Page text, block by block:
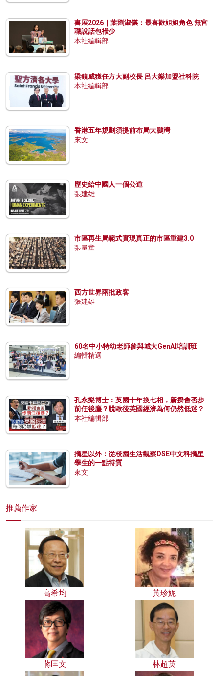
書展2026｜葉劉淑儀：最喜歡姐姐角色 無官
職說話包袱少
本社編輯部
梁鏡威獲任方大副校長 呂大樂加盟社科院
本社編輯部
香港五年規劃須提前布局大鵬灣
來文
歷史給中國人一個公道
張建雄
市區再生局範式實現真正的市區重建3.0
張量童
西方世界兩批政客
張建雄
60名中小特幼老師參與城大GenAI培訓班
編輯精選
孔永樂博士：英國十年換七相，新揆會否步
前任後塵？脫歐後英國經濟為何仍然低迷？
本社編輯部
摘星以外：從校園生活觀察DSE中文科摘星
學生的一點特質
來文
推薦作家
高希均 黃珍妮
蔣匡文 林超英